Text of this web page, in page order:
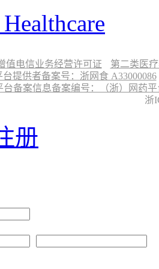
值电信业务经营许可证
第二类医
提供者备案号：浙网食 A33000086
备案信息备案编号：（浙）网药平
浙
册